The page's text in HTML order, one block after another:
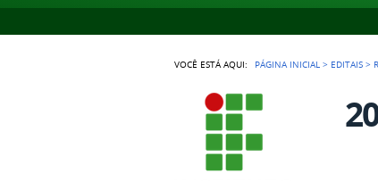
VOCÊ ESTÁ AQUI: PÁGINA INICIAL > EDITAIS >